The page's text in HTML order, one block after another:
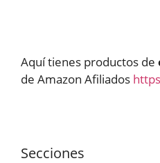
Aquí tienes productos de
de Amazon Afiliados
Secciones